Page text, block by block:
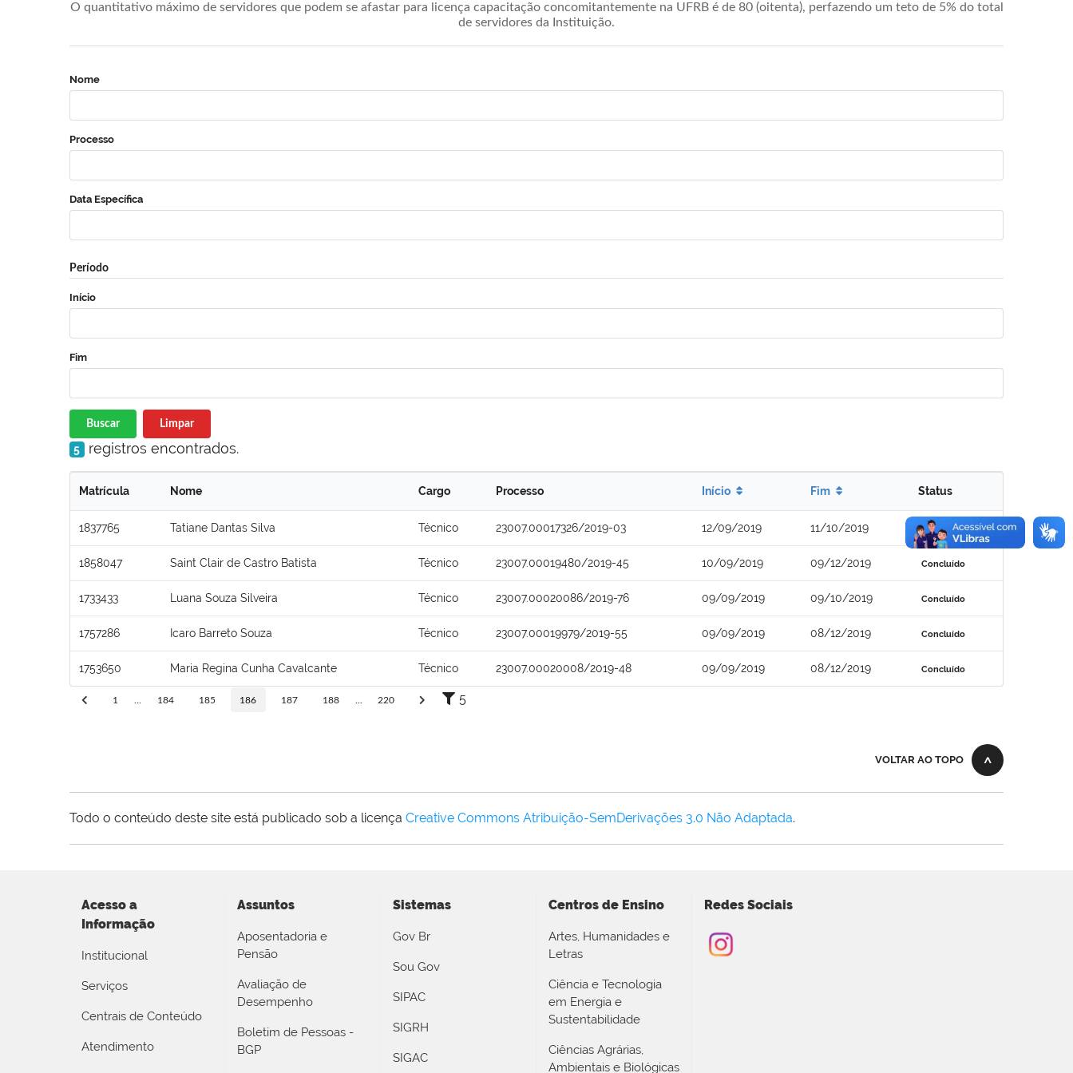
O quantitativo máximo de servidores que podem se afastar para licença capacitação concomitantemente na UFRB é de 80 (oitenta), perfazendo um teto de 5% do total
de servidores da Instituição.
Nome
Processo
Data Específica
Período
Início
Fim
Buscar Limpar
5 registros encontrados.
Matrícula Nome Cargo Processo Início Fim Status
1837765 Tatiane Dantas Silva Técnico 23007.00017326/2019-03 12/09/2019 11/10/2019 Concluído
1858047 Saint Clair de Castro Batista Técnico 23007.00019480/2019-45 10/09/2019 09/12/2019 Concluído
1733433 Luana Souza Silveira Técnico 23007.00020086/2019-76 09/09/2019 09/10/2019 Concluído
1757286 Icaro Barreto Souza Técnico 23007.00019979/2019-55 09/09/2019 08/12/2019 Concluído
1753650 Maria Regina Cunha Cavalcante Técnico 23007.00020008/2019-48 09/09/2019 08/12/2019 Concluído
1 184 185 186 187 188 220 5
VOLTAR AO TOPO
Todo o conteúdo deste site está publicado sob a licença Creative Commons Atribuição-SemDerivações 3.0 Não Adaptada.
Acesso a
Informação
Institucional
Serviços
Centrais de Conteúdo
Atendimento
Assuntos
Aposentadoria e
Pensão
Avaliação de
Desempenho
Boletim de Pessoas -
BGP
Sistemas
Gov Br
Sou Gov
SIPAC
SIGRH
SIGAC
Centros de Ensino
Artes, Humanidades e
Letras
Ciência e Tecnologia
em Energia e
Sustentabilidade
Ciências Agrárias,
Ambientais e Biológicas
Redes Sociais